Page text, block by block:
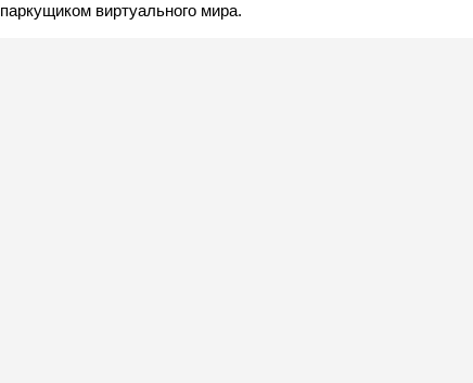
паркущиком виртуального мира.